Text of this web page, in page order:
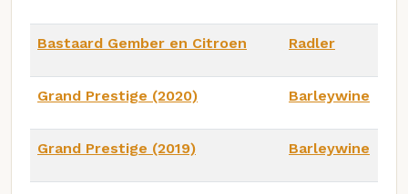
Bastaard Gember en Citroen Radler
Grand Prestige (2020) Barleywine
Grand Prestige (2019) Barleywine